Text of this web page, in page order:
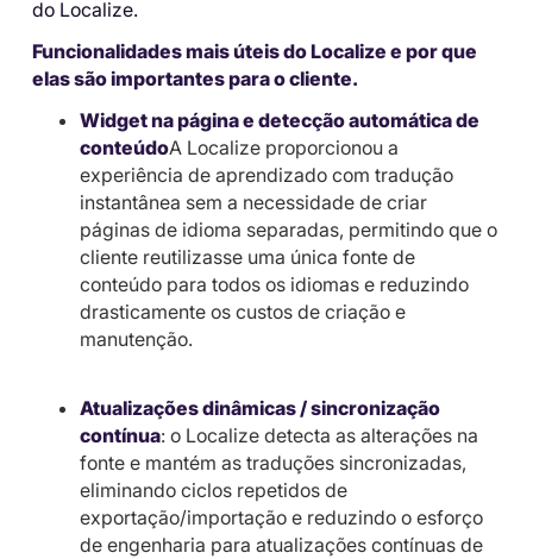
do Localize.
Funcionalidades mais úteis do Localize e por que
elas são importantes para o cliente.
Widget na página e detecção automática de
conteúdoA Localize proporcionou a
experiência de aprendizado com tradução
instantânea sem a necessidade de criar
páginas de idioma separadas, permitindo que o
cliente reutilizasse uma única fonte de
conteúdo para todos os idiomas e reduzindo
drasticamente os custos de criação e
manutenção.
Atualizações dinâmicas / sincronização
contínua: o Localize detecta as alterações na
fonte e mantém as traduções sincronizadas,
eliminando ciclos repetidos de
exportação/importação e reduzindo o esforço
de engenharia para atualizações contínuas de